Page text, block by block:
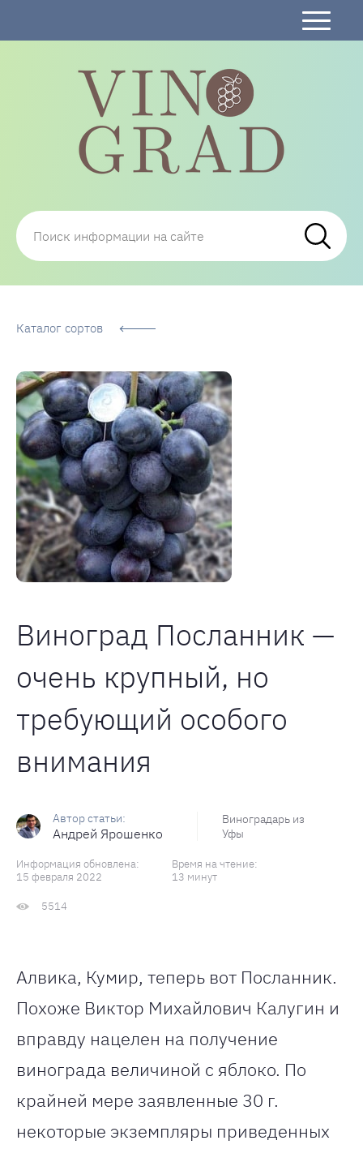
Сорта Винограда: описание, фото, отзывы,
технологии посадки и ухода
Каталог сортов
Виноград Посланник —
очень крупный, но
требующий особого
внимания
Андрей Ярошенко
Виноградарь из
Уфы
Информация обновлена:
15 февраля 2022
Время на чтение:
13 минут
5514
Алвика, Кумир, теперь вот Посланник.
Похоже Виктор Михайлович Калугин и
вправду нацелен на получение
винограда величиной с яблоко. По
крайней мере заявленные 30 г.
некоторые экземпляры приведенных